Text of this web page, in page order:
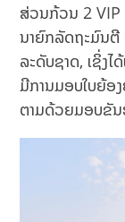
ສ່ວນກ້ວນ 2 VIP
ນາຍົກລັດຖະມົນຕີ
ລະດັບຊາດ, ເຊິ່ງ
ມີການມອບໃບຍ້
ຕາມດ້ວຍມອບຂັນ